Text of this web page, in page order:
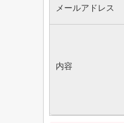
メールアドレス
内容